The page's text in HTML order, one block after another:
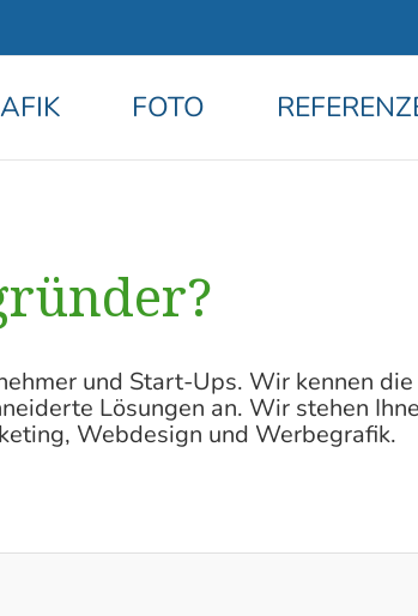
FOTO
und Start-Ups. Wir kennen
Lösungen an. Wir stehen
Webdesign und Werbegrafik.